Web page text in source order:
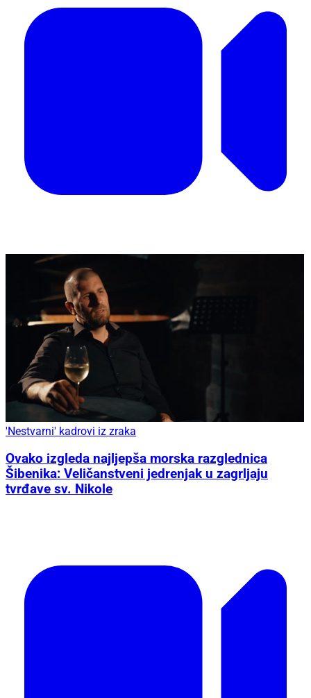
'Nestvarni' kadrovi iz zraka
Ovako izgleda najljepša morska razglednica
Šibenika: Veličanstveni jedrenjak u zagrljaju
tvrđave sv. Nikole